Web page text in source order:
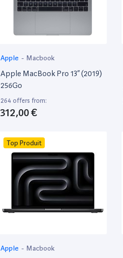
Apple - Macbook
Apple MacBook Pro 13” (2019)
256Go
264 offers from:
312,00 €
Top Produit
Apple - Macbook